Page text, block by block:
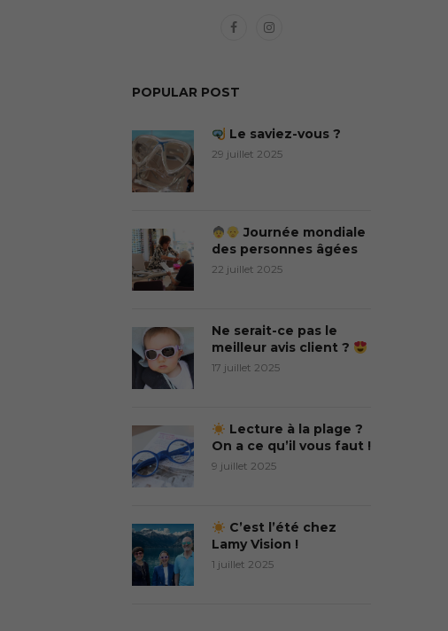
POPULAR POST
Le saviez-vous ?
29 juillet 2025
Journée mondiale
des personnes âgées
22 juillet 2025
Ne serait-ce pas le
meilleur avis client ?
17 juillet 2025
Lecture à la plage ?
On a ce qu’il vous faut !
9 juillet 2025
C’est l’été chez
Lamy Vision !
1 juillet 2025